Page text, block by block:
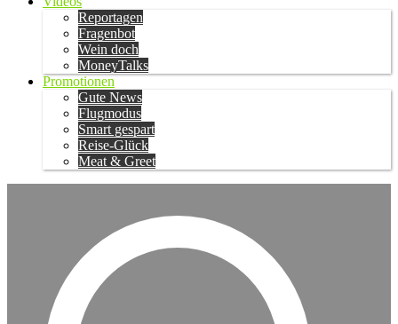
Reportagen
Fragenbot
Wein doch
MoneyTalks
Promotionen
Gute News
Flugmodus
Smart gespart
Reise-Glück
Meat & Greet